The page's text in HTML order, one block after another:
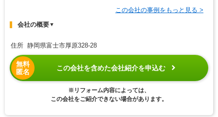
この会社の事例をもっと見る >
会社の概要▼
住所 静岡県富士市厚原328-28
無料
匿名
この会社を含めた会社紹介を申込む
※リフォーム内容によっては、
この会社をご紹介できない場合があります。